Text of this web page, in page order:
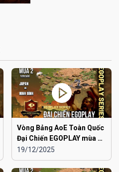
Vòng Bảng AoE Toàn Quốc
Đại Chiến EGOPLAY mùa 2 |
Japan vs Ninh Bình
19/12/2025